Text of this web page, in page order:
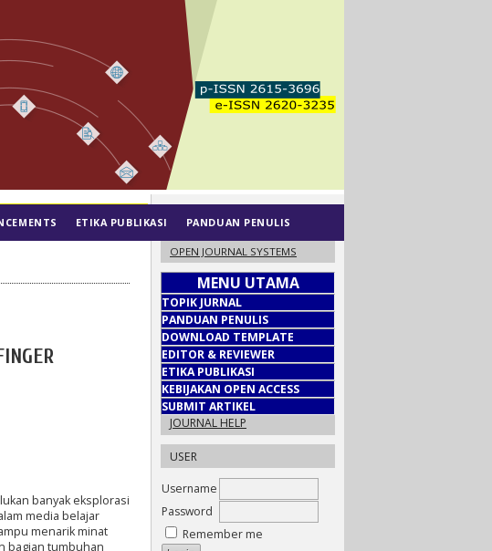
OPEN JOURNAL SYSTEMS
MENU UTAMA
TOPIK JURNAL
PANDUAN PENULIS
DOWNLOAD TEMPLATE
EDITOR & REVIEWER
ETIKA PUBLIKASI
KEBIJAKAN OPEN ACCESS
SUBMIT ARTIKEL
JOURNAL HELP
USER
Username
Password
Remember me
ETIKA PUBLIKASI PANDUAN PENULIS
banyak eksplorasi
media belajar
menarik minat
bagian tumbuhan